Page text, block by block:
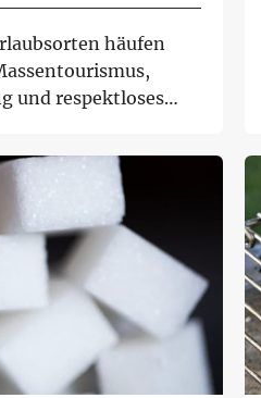
häufen
und respektloses